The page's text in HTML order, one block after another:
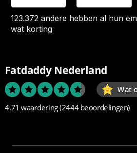
123.372 andere hebben al hun
wat korting
Fatdaddy Nederland
Wat
4.71 waardering(2444 beoordelingen)